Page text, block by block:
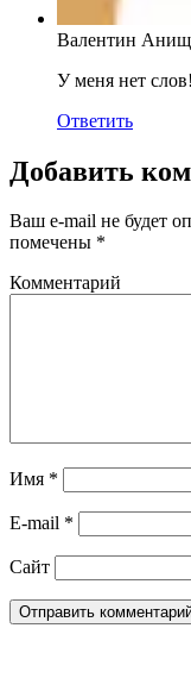
Валентин
У меня нет
Ответить
Добавить
Ваш e-mail не будет
помечены *
Комментарий
Имя *
E-mail *
Сайт